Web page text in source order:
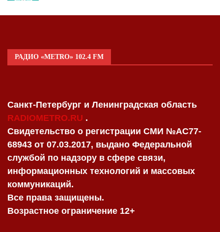
РАДИО «METRO» 102.4 FM
Санкт-Петербург и Ленинградская область
RADIOMETRO.RU .
Свидетельство о регистрации СМИ №AC77-
68943 от 07.03.2017, выдано Федеральной
службой по надзору в сфере связи,
информационных технологий и массовых
коммуникаций.
Все права защищены.
Возрастное ограничение 12+